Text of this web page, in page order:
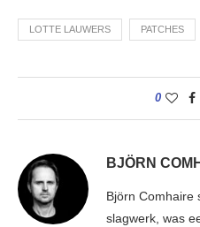
LOTTE LAUWERS PATCHES
0
BJÖRN
Björn Comhaire
slagwerk, was